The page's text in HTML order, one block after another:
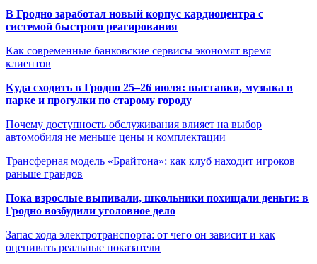
В Гродно заработал новый корпус кардиоцентра с
системой быстрого реагирования
Как современные банковские сервисы экономят время
клиентов
Куда сходить в Гродно 25–26 июля: выставки, музыка в
парке и прогулки по старому городу
Почему доступность обслуживания влияет на выбор
автомобиля не меньше цены и комплектации
Трансферная модель «Брайтона»: как клуб находит игроков
раньше грандов
Пока взрослые выпивали, школьники похищали деньги: в
Гродно возбудили уголовное дело
Запас хода электротранспорта: от чего он зависит и как
оценивать реальные показатели